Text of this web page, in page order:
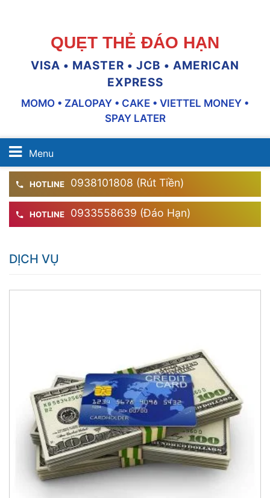
QUẸT THẺ ĐÁO HẠN
VISA • MASTER • JCB • AMERICAN
EXPRESS
MOMO • ZALOPAY • CAKE • VIETTEL MONEY •
SPAY LATER
Menu
HOTLINE 0938101808 (Rút Tiền)
HOTLINE 0933558639 (Đáo Hạn)
DỊCH VỤ